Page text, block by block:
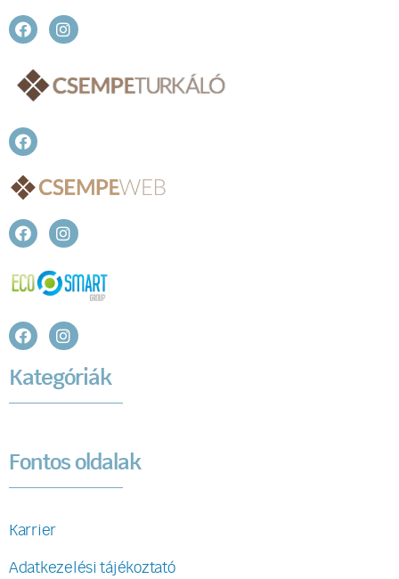
Kategóriák
Fontos oldalak
Karrier
Adatkezelési tájékoztató